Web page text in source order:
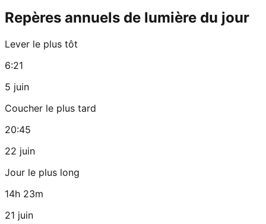
Repères annuels de lumière du jour
Lever le plus tôt
6:21
5 juin
Coucher le plus tard
20:45
22 juin
Jour le plus long
14h 23m
21 juin